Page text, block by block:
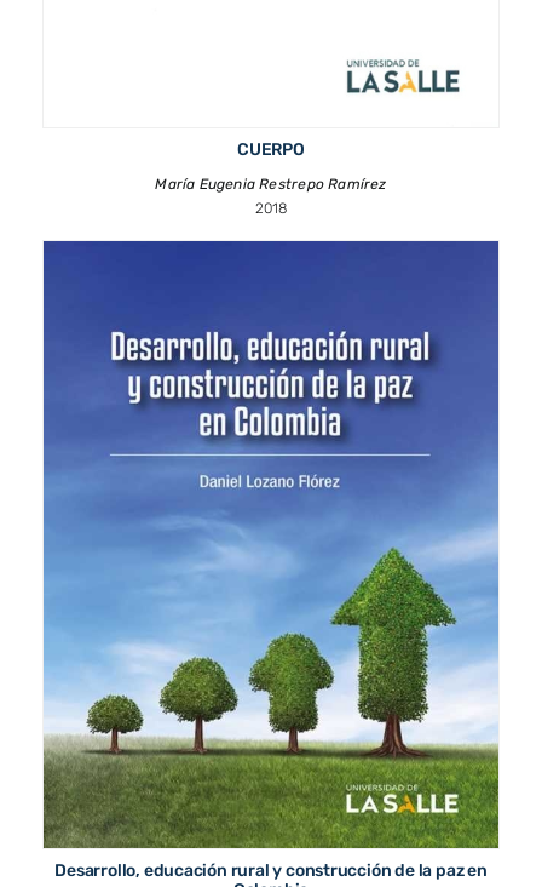
CUERPO
María Eugenia Restrepo Ramírez
2018
Desarrollo, educación rural y construcción de la paz en